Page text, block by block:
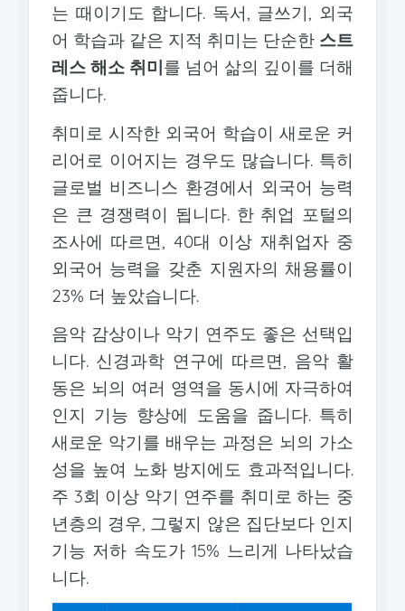
는 때이기도 합니다. 독서, 글쓰기, 외국
어 학습과 같은 지적 취미는 단순한 스트
레스 해소 취미를 넘어 삶의 깊이를 더해
줍니다.
취미로 시작한 외국어 학습이 새로운 커
리어로 이어지는 경우도 많습니다. 특히
글로벌 비즈니스 환경에서 외국어 능력
은 큰 경쟁력이 됩니다. 한 취업 포털의
조사에 따르면, 40대 이상 재취업자 중
외국어 능력을 갖춘 지원자의 채용률이
23% 더 높았습니다.
음악 감상이나 악기 연주도 좋은 선택입
니다. 신경과학 연구에 따르면, 음악 활
동은 뇌의 여러 영역을 동시에 자극하여
인지 기능 향상에 도움을 줍니다. 특히
새로운 악기를 배우는 과정은 뇌의 가소
성을 높여 노화 방지에도 효과적입니다.
주 3회 이상 악기 연주를 취미로 하는 중
년층의 경우, 그렇지 않은 집단보다 인지
기능 저하 속도가 15% 느리게 나타났습
니다.